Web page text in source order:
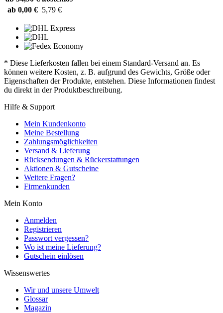
ab 0,00 € 5,79 €
* Diese Lieferkosten fallen bei einem Standard-Versand an. Es
können weitere Kosten, z. B. aufgrund des Gewichts, Größe oder
Eigenschaften der Produkte, entstehen. Diese Informationen findest
du direkt in der Produktbeschreibung.
Hilfe & Support
Mein Kundenkonto
Meine Bestellung
Zahlungsmöglichkeiten
Versand & Lieferung
Rücksendungen & Rückerstattungen
Aktionen & Gutscheine
Weitere Fragen?
Firmenkunden
Mein Konto
Anmelden
Registrieren
Passwort vergessen?
Wo ist meine Lieferung?
Gutschein einlösen
Wissenswertes
Wir und unsere Umwelt
Glossar
Magazin